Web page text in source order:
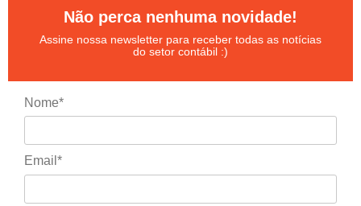
Não perca nenhuma novidade!
Assine nossa newsletter para receber todas as notícias
do setor contábil :)
Nome*
Email*